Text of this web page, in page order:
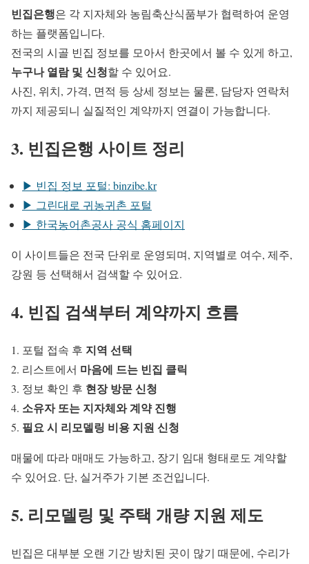
빈집은행은 각 지자체와 농림축산식품부가 협력하여 운영
하는 플랫폼입니다.
전국의 시골 빈집 정보를 모아서 한곳에서 볼 수 있게 하고,
누구나 열람 및 신청할 수 있어요.
사진, 위치, 가격, 면적 등 상세 정보는 물론, 담당자 연락처
까지 제공되니 실질적인 계약까지 연결이 가능합니다.
3. 빈집은행 사이트 정리
▶ 빈집 정보 포털: binzibe.kr
▶ 그린대로 귀농귀촌 포털
▶ 한국농어촌공사 공식 홈페이지
이 사이트들은 전국 단위로 운영되며, 지역별로 여수, 제주,
강원 등 선택해서 검색할 수 있어요.
4. 빈집 검색부터 계약까지 흐름
포털 접속 후 지역 선택
리스트에서 마음에 드는 빈집 클릭
정보 확인 후 현장 방문 신청
소유자 또는 지자체와 계약 진행
필요 시 리모델링 비용 지원 신청
매물에 따라 매매도 가능하고, 장기 임대 형태로도 계약할
수 있어요. 단, 실거주가 기본 조건입니다.
5. 리모델링 및 주택 개량 지원 제도
빈집은 대부분 오랜 기간 방치된 곳이 많기 때문에, 수리가